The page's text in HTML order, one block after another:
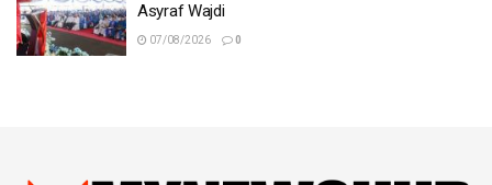
Asyraf Wajdi
07/08/2026 0